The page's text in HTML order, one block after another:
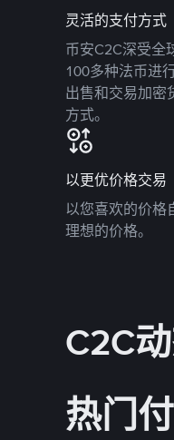
灵活的支付方式
币安C2C深受全
100多种法币进
出售和交易加密
方式。
以更优价格交易
以您喜欢的价格
理想的价格。
C2C
热门